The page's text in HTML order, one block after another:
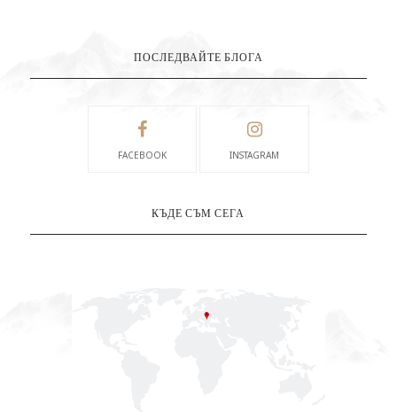
ПОСЛЕДВАЙТЕ БЛОГА
FACEBOOK INSTAGRAM
КЪДЕ СЪМ СЕГА